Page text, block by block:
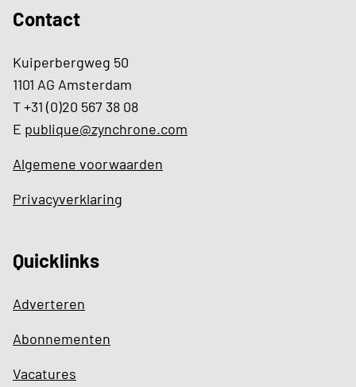
Contact
Kuiperbergweg 50
1101 AG Amsterdam
T +31 (0)20 567 38 08
E publique@zynchrone.com
Algemene voorwaarden
Privacyverklaring
Quicklinks
Adverteren
Abonnementen
Vacatures